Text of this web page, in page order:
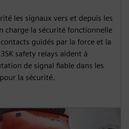
les signaux vers et depuis les
charge la sécurité fonctionnelle
contacts guidés par la force et la
safety relays aident à
de signal fiable dans les
la sécurité.